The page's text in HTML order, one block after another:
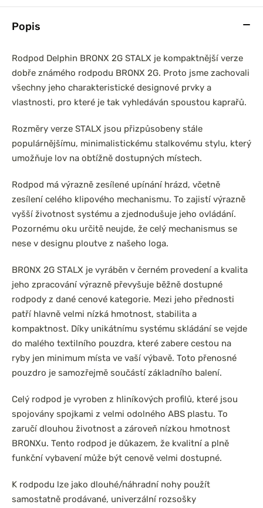
Popis
Rodpod Delphin BRONX 2G STALX je kompaktnější verze
dobře známého rodpodu BRONX 2G. Proto jsme zachovali
všechny jeho charakteristické designové prvky a
vlastnosti, pro které je tak vyhledáván spoustou kaprařů.
Rozměry verze STALX jsou přizpůsobeny stále
populárnějšímu, minimalistickému stalkovému stylu, který
umožňuje lov na obtížně dostupných místech.
Rodpod má výrazně zesílené upínání hrázd, včetně
zesílení celého klipového mechanismu. To zajistí výrazně
vyšší životnost systému a zjednodušuje jeho ovládání.
Pozornému oku určitě neujde, že celý mechanismus se
nese v designu ploutve z našeho loga.
BRONX 2G STALX je vyráběn v černém provedení a kvalita
jeho zpracování výrazně převyšuje běžně dostupné
rodpody z dané cenové kategorie. Mezi jeho přednosti
patří hlavně velmi nízká hmotnost, stabilita a
kompaktnost. Díky unikátnímu systému skládání se vejde
do malého textilního pouzdra, které zabere cestou na
ryby jen minimum místa ve vaší výbavě. Toto přenosné
pouzdro je samozřejmě součástí základního balení.
Celý rodpod je vyroben z hliníkových profilů, které jsou
spojovány spojkami z velmi odolného ABS plastu. To
zaručí dlouhou životnost a zároveň nízkou hmotnost
BRONXu. Tento rodpod je důkazem, že kvalitní a plně
funkční vybavení může být cenově velmi dostupné.
K rodpodu lze jako dlouhé/náhradní nohy použít
samostatně prodávané, univerzální rozsošky